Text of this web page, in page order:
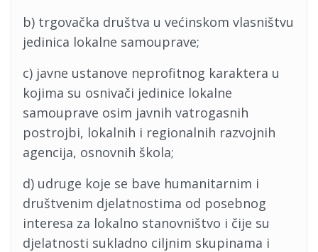
b) trgovačka društva u većinskom vlasništvu
jedinica lokalne samouprave;
c) javne ustanove neprofitnog karaktera u
kojima su osnivači jedinice lokalne
samouprave osim javnih vatrogasnih
postrojbi, lokalnih i regionalnih razvojnih
agencija, osnovnih škola;
d) udruge koje se bave humanitarnim i
društvenim djelatnostima od posebnog
interesa za lokalno stanovništvo i čije su
djelatnosti sukladno ciljnim skupinama i